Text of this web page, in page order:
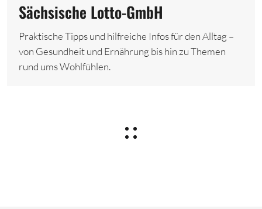
Sächsische Lotto-GmbH
Praktische Tipps und hilfreiche Infos für den Alltag –
von Gesundheit und Ernährung bis hin zu Themen
rund ums Wohlfühlen.